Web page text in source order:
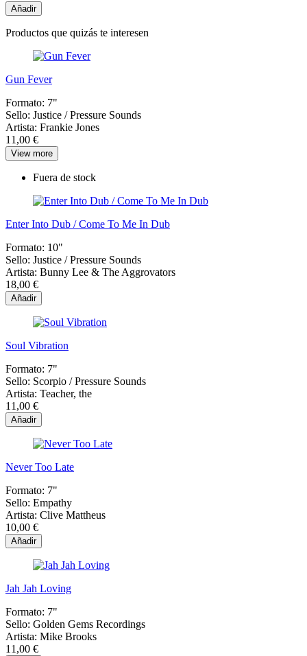
Añadir
Productos que quizás te interesen
Gun Fever
Formato: 7"
Sello: Justice / Pressure Sounds
Artista: Frankie Jones
11,00 €
View more
Fuera de stock
Enter Into Dub / Come To Me In Dub
Formato: 10"
Sello: Justice / Pressure Sounds
Artista: Bunny Lee & The Aggrovators
18,00 €
Añadir
Soul Vibration
Formato: 7"
Sello: Scorpio / Pressure Sounds
Artista: Teacher, the
11,00 €
Añadir
Never Too Late
Formato: 7"
Sello: Empathy
Artista: Clive Mattheus
10,00 €
Añadir
Jah Jah Loving
Formato: 7"
Sello: Golden Gems Recordings
Artista: Mike Brooks
11,00 €